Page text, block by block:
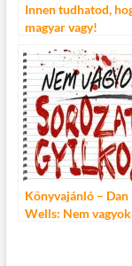
Innen tudhatod,
magyar vagy!
Könyvajánló – Dan
Wells: Nem vagyok